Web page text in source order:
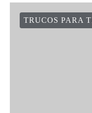
TRUCOS PARA